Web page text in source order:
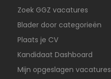
Zoek GGZ vacatures
Blader door categorieën
Plaats je CV
Kandidaat Dashboard
Mijn opgeslagen vacatures